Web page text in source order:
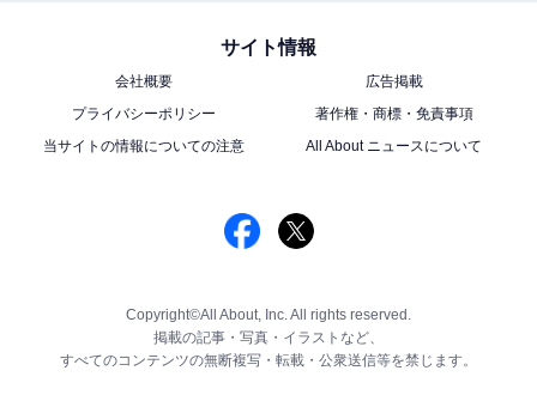
サイト情報
会社概要
広告掲載
プライバシーポリシー
著作権・商標・免責事項
当サイトの情報についての注意
All About ニュースについて
Copyright©All About, Inc. All rights reserved.
掲載の記事・写真・イラストなど、
すべてのコンテンツの無断複写・転載・公衆送信等を禁じます。